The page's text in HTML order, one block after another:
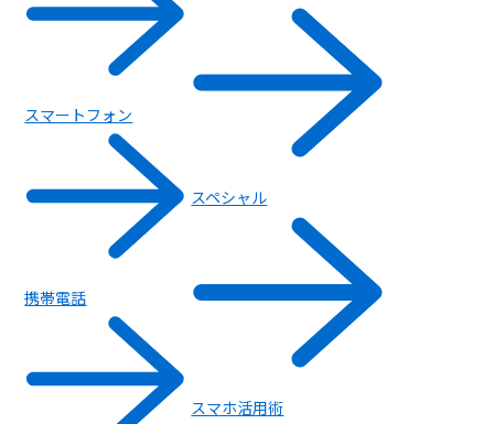
スマートフォン
携帯電話
スペシャル
スマホ活用術